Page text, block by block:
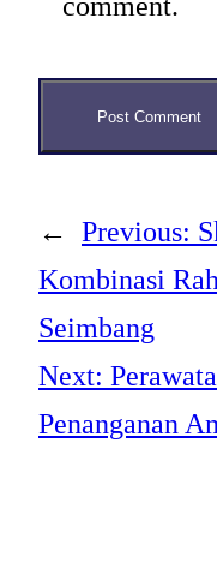
comment.
← Previous:
Kombinasi
Seimbang
Next:
Penanganan